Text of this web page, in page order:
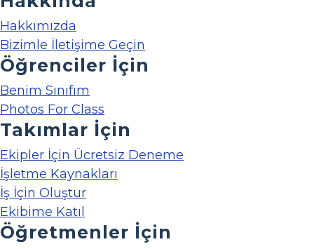
Hakkımızda
Bizimle İletişime Geçin
Öğrenciler İçin
Benim Sınıfım
Photos For Class
Takımlar İçin
Ekipler İçin Ücretsiz Deneme
İşletme Kaynakları
İş İçin Oluştur
Ekibime Katıl
Öğretmenler İçin